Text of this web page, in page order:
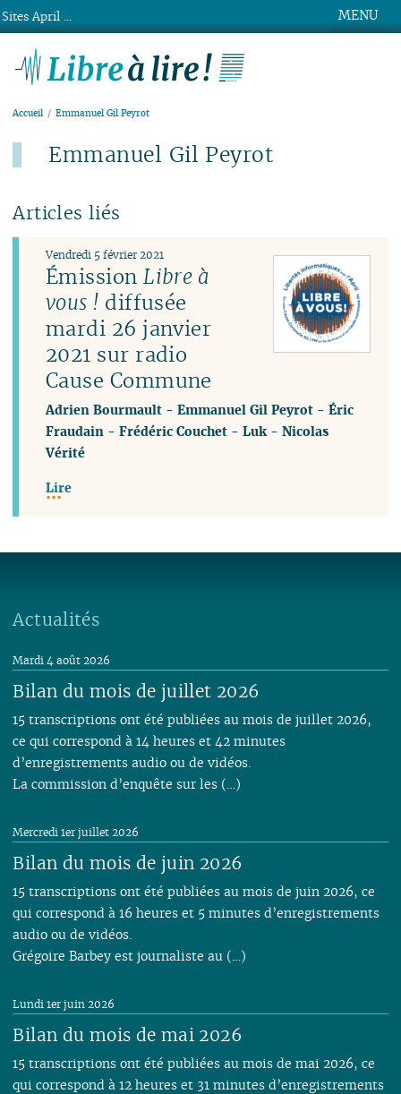
MENU
Accueil Emmanuel Gil Peyrot
Emmanuel Gil Peyrot
Articles liés
ÉmissionLibre à
vous ! diffusée
mardi 26 janvier
2021 sur radio
Cause Commune
Vendredi 5 février 2021
Adrien Bourmault -Emmanuel Gil Peyrot -Éric
Fraudain -Frédéric Couchet -Luk-Nicolas
Vérité
Lire
Actualités
Bilan du mois de juillet 2026
Mardi 4 août 2026
15 transcriptions ont été publiées au mois de juillet 2026,
ce qui correspond à 14 heures et 42 minutes
d’enregistrements audio ou de vidéos.
La commission d’enquête sur les (…)
Bilan du mois de juin 2026
Mercredi 1er juillet 2026
15 transcriptions ont été publiées au mois de juin 2026, ce
qui correspond à 16 heures et 5 minutes d’enregistrements
audio ou de vidéos.
Grégoire Barbey est journaliste au (…)
Bilan du mois de mai 2026
Lundi 1er juin 2026
15 transcriptions ont été publiées au mois de mai 2026, ce
qui correspond à 12 heures et 31 minutes d’enregistrements
Sites April ...